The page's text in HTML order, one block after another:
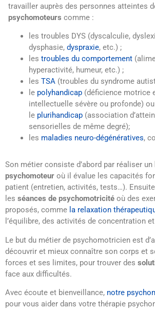
travailler auprès des personnes atteintes
psychomoteurs comme :
les troubles DYS (dyscalculie,
dysphasie, dyspraxie, etc.) ;
les troubles du comportement
hyperactivité, humeur, etc.) ;
les TSA (troubles du syndrome
le polyhandicap (déficience motrice
intellectuelle sévère ou profonde) ou
le plurihandicap (association
sensorielles de même degré);
les maladies neuro-dégénératives,
Son métier consiste d’abord par réaliser un
psychomoteur où il évalue les capacités
patient (entretien, activités, tests…).
les séances de psychomotricité où des
proposés, comme la relaxation
l’équilibre, des activités de concentration
Le but du métier de psychomotricien est
découvrir et mieux connaître son corps et
forces et ses limites, pour trouver des
face aux difficultés.
Avec écoute et bienveillance, notre
pour vous aider dans votre thérapie